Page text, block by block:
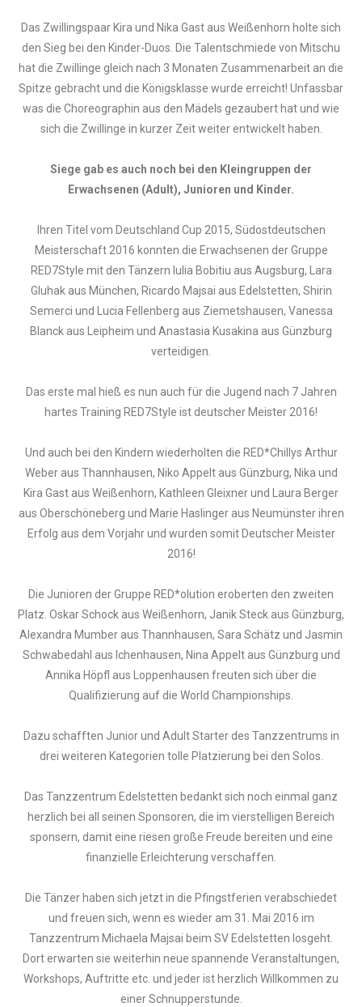
Das Zwillingspaar Kira und Nika Gast aus Weißenhorn holte sich
den Sieg bei den Kinder-Duos. Die Talentschmiede von Mitschu
hat die Zwillinge gleich nach 3 Monaten Zusammenarbeit an die
Spitze gebracht und die Königsklasse wurde erreicht! Unfassbar
was die Choreographin aus den Mädels gezaubert hat und wie
sich die Zwillinge in kurzer Zeit weiter entwickelt haben.
Siege gab es auch noch bei den Kleingruppen der
Erwachsenen (Adult), Junioren und Kinder.
Ihren Titel vom Deutschland Cup 2015, Südostdeutschen
Meisterschaft 2016 konnten die Erwachsenen der Gruppe
RED7Style mit den Tänzern Iulia Bobitiu aus Augsburg, Lara
Gluhak aus München, Ricardo Majsai aus Edelstetten, Shirin
Semerci und Lucia Fellenberg aus Ziemetshausen, Vanessa
Blanck aus Leipheim und Anastasia Kusakina aus Günzburg
verteidigen.
Das erste mal hieß es nun auch für die Jugend nach 7 Jahren
hartes Training RED7Style ist deutscher Meister 2016!
Und auch bei den Kindern wiederholten die RED*Chillys Arthur
Weber aus Thannhausen, Niko Appelt aus Günzburg, Nika und
Kira Gast aus Weißenhorn, Kathleen Gleixner und Laura Berger
aus Oberschöneberg und Marie Haslinger aus Neumünster ihren
Erfolg aus dem Vorjahr und wurden somit Deutscher Meister
2016!
Die Junioren der Gruppe RED*olution eroberten den zweiten
Platz. Oskar Schock aus Weißenhorn, Janik Steck aus Günzburg,
Alexandra Mumber aus Thannhausen, Sara Schätz und Jasmin
Schwabedahl aus Ichenhausen, Nina Appelt aus Günzburg und
Annika Höpfl aus Loppenhausen freuten sich über die
Qualifizierung auf die World Championships.
Dazu schafften Junior und Adult Starter des Tanzzentrums in
drei weiteren Kategorien tolle Platzierung bei den Solos.
Das Tanzzentrum Edelstetten bedankt sich noch einmal ganz
herzlich bei all seinen Sponsoren, die im vierstelligen Bereich
sponsern, damit eine riesen große Freude bereiten und eine
finanzielle Erleichterung verschaffen.
Die Tänzer haben sich jetzt in die Pfingstferien verabschiedet
und freuen sich, wenn es wieder am 31. Mai 2016 im
Tanzzentrum Michaela Majsai beim SV Edelstetten losgeht.
Dort erwarten sie weiterhin neue spannende Veranstaltungen,
Workshops, Auftritte etc. und jeder ist herzlich Willkommen zu
einer Schnupperstunde.